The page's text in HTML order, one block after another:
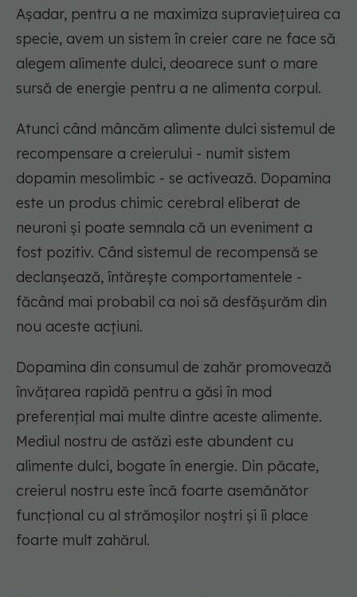
Așadar, pentru a ne maximiza supraviețuirea ca
specie, avem un sistem în creier care ne face să
alegem alimente dulci, deoarece sunt o mare
sursă de energie pentru a ne alimenta corpul.
Atunci când mâncăm alimente dulci sistemul de
recompensare a creierului - numit sistem
dopamin mesolimbic - se activează. Dopamina
este un produs chimic cerebral eliberat de
neuroni și poate semnala că un eveniment a
fost pozitiv. Când sistemul de recompensă se
declanșează, întărește comportamentele -
făcând mai probabil ca noi să desfășurăm din
nou aceste acțiuni.
Dopamina din consumul de zahăr promovează
învățarea rapidă pentru a găsi în mod
preferențial mai multe dintre aceste alimente.
Mediul nostru de astăzi este abundent cu
alimente dulci, bogate în energie. Din păcate,
creierul nostru este încă foarte asemănător
funcțional cu al strămoșilor noștri și îi place
foarte mult zahărul.